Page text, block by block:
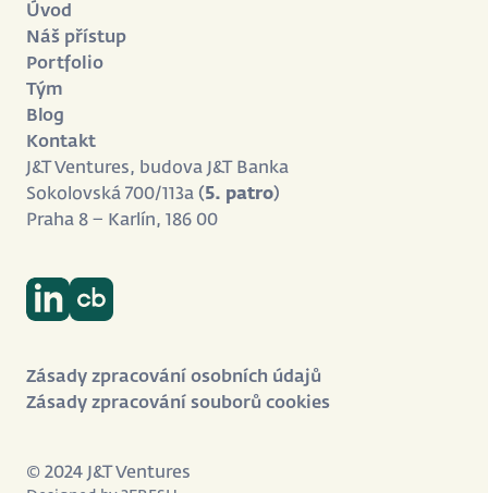
Úvod
Náš přístup
Portfolio
Tým
Blog
Kontakt
J&T Ventures, budova J&T Banka
Sokolovská 700/113a (5. patro)
Praha 8 – Karlín, 186 00
© 2024 J&T Ventures
Zásady zpracování osobních údajů
Zásady zpracování souborů cookies